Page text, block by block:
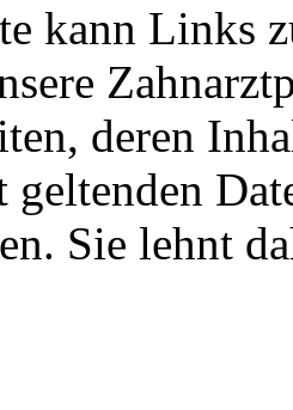
kann Links
deren
geltenden
Sie lehnt